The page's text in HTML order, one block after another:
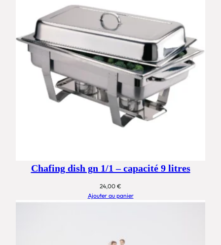
Chafing dish gn 1/1 – capacité 9 litres
24,00 €
Ajouter au panier